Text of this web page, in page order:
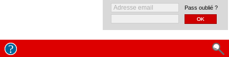
Pass oublié ?